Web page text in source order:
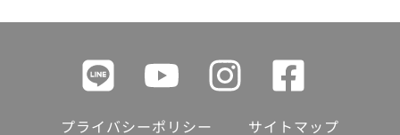
プライバシーポリシー サイトマップ